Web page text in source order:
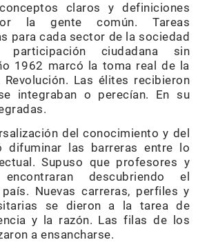
claros y definiciones
la gente común. Tareas
para cada sector de la sociedad
participación ciudadana sin
1962 marcó la toma real de la
Las élites recibieron
integraban o perecían. En su
del conocimiento y del
difuminar las barreras entre lo
Supuso que profesores y
descubriendo el
Nuevas carreras, perfiles y
se dieron a la tarea de
y la razón. Las filas de los
a ensancharse.